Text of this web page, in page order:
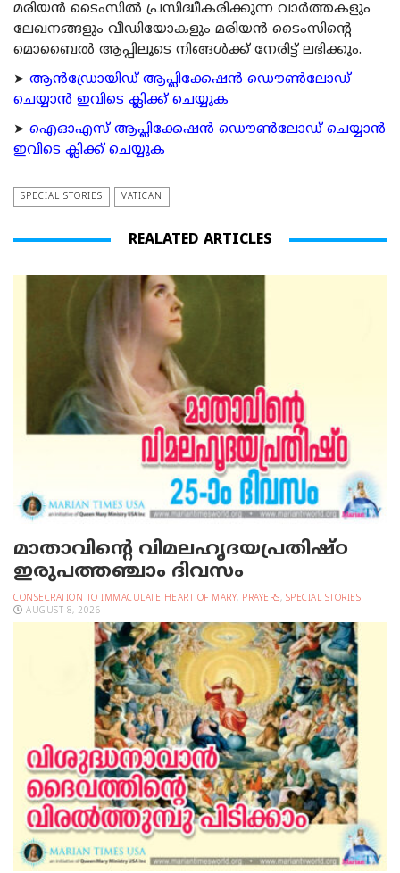
മരിയന്‍ ടൈംസില്‍ പ്രസിദ്ധീകരിക്കുന്ന വാര്‍ത്തകളും
ലേഖനങ്ങളും വീഡിയോകളും മരിയന്‍ ടൈംസിന്റെ
മൊബൈല്‍ ആപ്പിലൂടെ നിങ്ങള്‍ക്ക് നേരിട്ട് ലഭിക്കും.
➤ ആന്‍ഡ്രോയിഡ് ആപ്ലിക്കേഷന്‍ ഡൌണ്‍ലോഡ്
ചെയ്യാന്‍ ഇവിടെ ക്ലിക്ക് ചെയ്യുക
➤ ഐഓഎസ് ആപ്ലിക്കേഷന്‍ ഡൌണ്‍ലോഡ് ചെയ്യാന്‍
ഇവിടെ ക്ലിക്ക് ചെയ്യുക
SPECIAL STORIES VATICAN
REALATED ARTICLES
മാതാവിന്റെ വിമലഹൃദയപ്രതിഷ്ഠ
ഇരുപത്തഞ്ചാം ദിവസം
CONSECRATION TO IMMACULATE HEART OF MARY, PRAYERS, SPECIAL STORIES
AUGUST 8, 2026